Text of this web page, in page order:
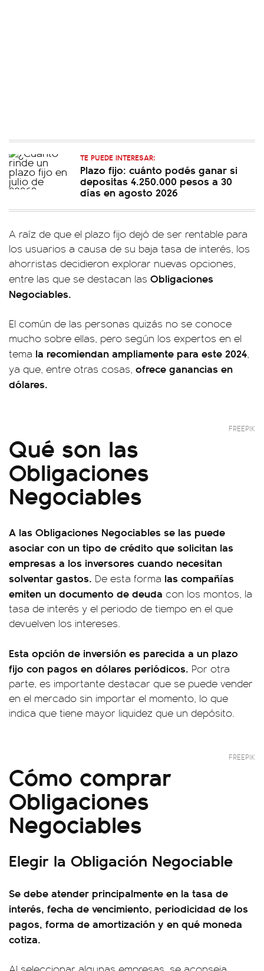
TE PUEDE INTERESAR:
Plazo fijo: cuánto podés ganar si
depositas 4.250.000 pesos a 30
días en agosto 2026
A raíz de que el plazo fijo dejó de ser rentable para
los usuarios a causa de su baja tasa de interés, los
ahorristas decidieron explorar nuevas opciones,
entre las que se destacan las Obligaciones
Negociables.
El común de las personas quizás no se conoce
mucho sobre ellas, pero según los expertos en el
tema la recomiendan ampliamente para este 2024,
ya que, entre otras cosas, ofrece ganancias en
dólares.
FREEPIK
Qué son las
Obligaciones
Negociables
A las Obligaciones Negociables se las puede
asociar con un tipo de crédito que solicitan las
empresas a los inversores cuando necesitan
solventar gastos. De esta forma las compañías
emiten un documento de deuda con los montos, la
tasa de interés y el periodo de tiempo en el que
devuelven los intereses.
Esta opción de inversión es parecida a un plazo
fijo con pagos en dólares periódicos. Por otra
parte, es importante destacar que se puede vender
en el mercado sin importar el momento, lo que
indica que tiene mayor liquidez que un depósito.
FREEPIK
Cómo comprar
Obligaciones
Negociables
Elegir la Obligación Negociable
Se debe atender principalmente en la tasa de
interés, fecha de vencimiento, periodicidad de los
pagos, forma de amortización y en qué moneda
cotiza.